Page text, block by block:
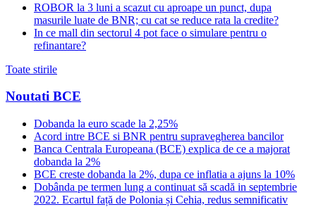
ROBOR la 3 luni a scazut cu aproape un punct, dupa
masurile luate de BNR; cu cat se reduce rata la credite?
In ce mall din sectorul 4 pot face o simulare pentru o
refinantare?
Toate stirile
Noutati BCE
Dobanda la euro scade la 2,25%
Acord intre BCE si BNR pentru supravegherea bancilor
Banca Centrala Europeana (BCE) explica de ce a majorat
dobanda la 2%
BCE creste dobanda la 2%, dupa ce inflatia a ajuns la 10%
Dobânda pe termen lung a continuat să scadă in septembrie
2022. Ecartul față de Polonia și Cehia, redus semnificativ